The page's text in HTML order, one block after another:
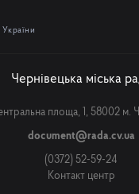
Чернівецька міська
площа, 1, 58002 м.
document@rada.cv.ua
(0372) 52-59-24
Контакт центр